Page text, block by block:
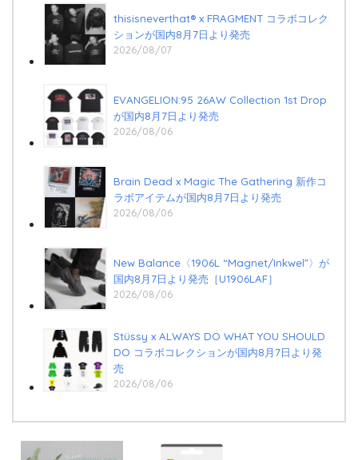
thisisneverthat® x FRAGMENT コラボコレク
ションが国内8月7日より発売
2026/08/07
EVANGELION:95 26AW Collection 1st Drop
が国内8月7日より発売
2026/08/06
Brain Dead x Magic The Gathering 新作コ
ラボアイテムが国内8月7日より発売
2026/08/06
New Balance〈1906L “Magnet/Inkwel”〉が
国内8月7日より発売［U1906LAF］
2026/08/06
Stüssy x ALWAYS DO WHAT YOU SHOULD
DO コラボコレクションが国内8月7日より発
売
2026/08/06